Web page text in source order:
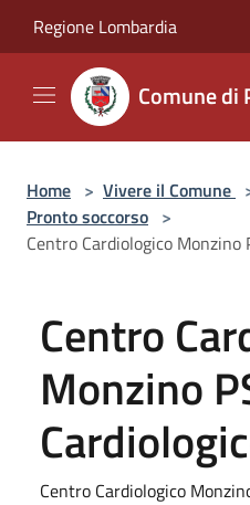
Regione Lombardia
Comune di
Home > Vivere il Comune
Pronto soccorso >
Centro Cardiologico Monzino
Centro
Monzino
Centro Cardiologico